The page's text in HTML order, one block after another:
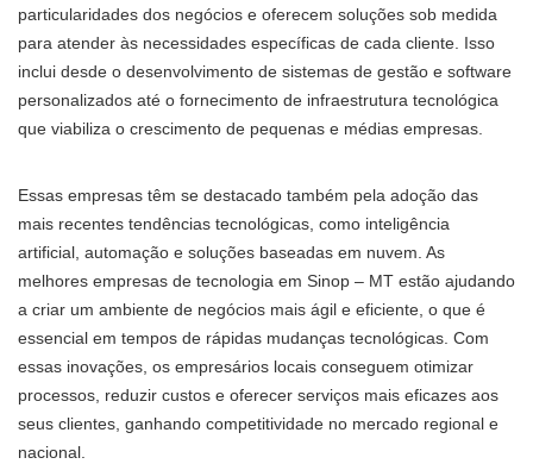
particularidades dos negócios e oferecem soluções sob medida
para atender às necessidades específicas de cada cliente. Isso
inclui desde o desenvolvimento de sistemas de gestão e software
personalizados até o fornecimento de infraestrutura tecnológica
que viabiliza o crescimento de pequenas e médias empresas.
Essas empresas têm se destacado também pela adoção das
mais recentes tendências tecnológicas, como inteligência
artificial, automação e soluções baseadas em nuvem. As
melhores empresas de tecnologia em Sinop – MT estão ajudando
a criar um ambiente de negócios mais ágil e eficiente, o que é
essencial em tempos de rápidas mudanças tecnológicas. Com
essas inovações, os empresários locais conseguem otimizar
processos, reduzir custos e oferecer serviços mais eficazes aos
seus clientes, ganhando competitividade no mercado regional e
nacional.